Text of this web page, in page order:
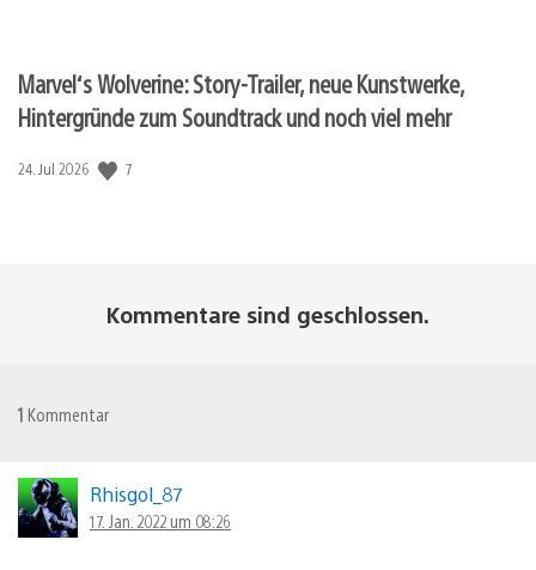
Marvel‘s Wolverine: Story-Trailer, neue Kunstwerke,
Hintergründe zum Soundtrack und noch viel mehr
Veröffentlichungsdatum:
24. Jul 2026 7
Kommentare sind geschlossen.
1 Kommentar
Rhisgol_87
17. Jan. 2022 um 08:26